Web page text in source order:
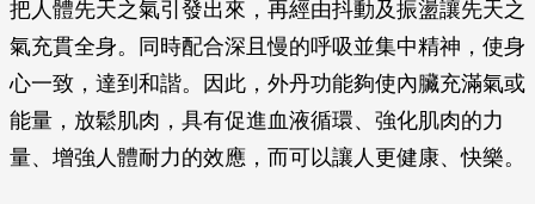
把人體先天之氣引發出來，再經由抖動及振盪讓先天之
氣充貫全身。同時配合深且慢的呼吸並集中精神，使身
心一致，達到和諧。因此，外丹功能夠使內臟充滿氣或
能量，放鬆肌肉，具有促進血液循環、強化肌肉的力
量、增強人體耐力的效應，而可以讓人更健康、快樂。